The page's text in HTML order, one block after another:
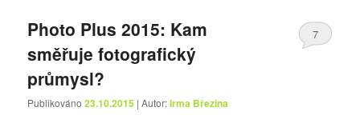
Photo Plus 2015: Kam
směřuje fotografický
průmysl?
Publikováno23.10.2015 | Autor:Irma Březina
7